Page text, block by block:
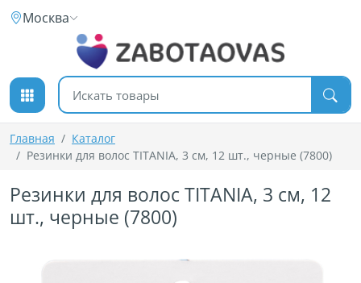
К содержимому
Москва
Поиск товаров
Главная
Каталог
Резинки для волос TITANIA, 3 см, 12 шт., черные (7800)
Резинки для волос TITANIA, 3 см, 12
шт., черные (7800)